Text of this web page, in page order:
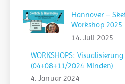
Hannover –
Workshop 2025
14. Juli 2025
WORKSHOPS:
(04+08+11/2024 Minden)
4. Januar 2024